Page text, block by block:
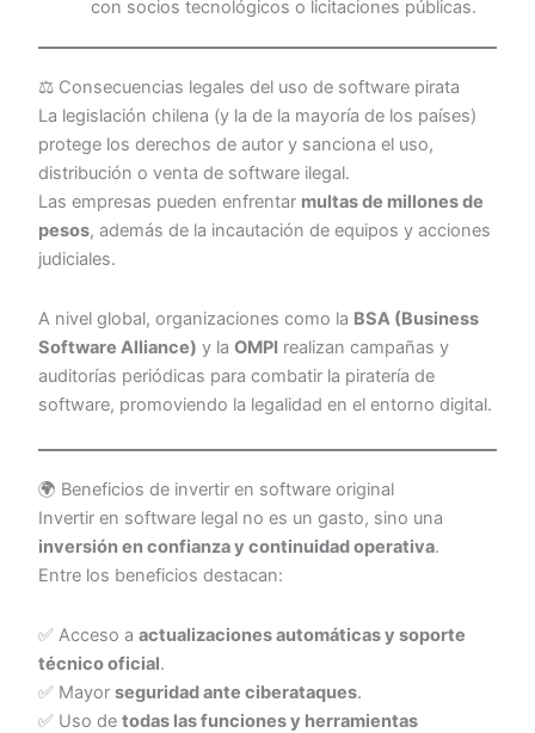
con socios tecnológicos o licitaciones públicas.
⚖️ Consecuencias legales del uso de software pirata
La legislación chilena (y la de la mayoría de los países)
protege los derechos de autor y sanciona el uso,
distribución o venta de software ilegal.
Las empresas pueden enfrentar multas de millones de
pesos, además de la incautación de equipos y acciones
judiciales.
A nivel global, organizaciones como la BSA (Business
Software Alliance) y la OMPI realizan campañas y
auditorías periódicas para combatir la piratería de
software, promoviendo la legalidad en el entorno digital.
🌍 Beneficios de invertir en software original
Invertir en software legal no es un gasto, sino una
inversión en confianza y continuidad operativa.
Entre los beneficios destacan:
✅ Acceso a actualizaciones automáticas y soporte
técnico oficial.
✅ Mayor seguridad ante ciberataques.
✅ Uso de todas las funciones y herramientas